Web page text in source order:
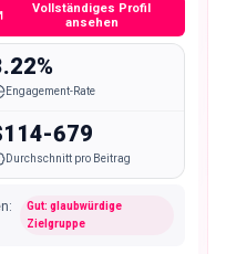
Vollständiges Profil
ansehen
Engagement-Rate
679
Durchschnitt pro Beitrag
:
Gut: glaubwürdige
Zielgruppe